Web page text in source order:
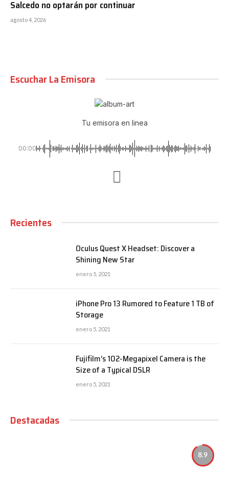
Salcedo no optarán por continuar
agosto 4, 2026
Escuchar La Emisora
Tu emisora en linea
00:00
Recientes
Oculus Quest X Headset: Discover a
Shining New Star
enero 5, 2021
iPhone Pro 13 Rumored to Feature 1 TB of
Storage
enero 5, 2021
Fujifilm’s 102-Megapixel Camera is the
Size of a Typical DSLR
enero 5, 2021
Destacadas
8.9